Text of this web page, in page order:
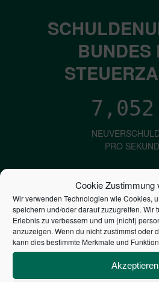
Cookie Zustimmung
Wir verwenden Technologien wie Cookies,
speichern und/oder darauf zuzugreifen. Wir
Erlebnis zu verbessern und um (nicht)
anzuzeigen. Wenn du nicht zustimmst oder
kann dies bestimmte Merkmale und
Akzeptieren
BUNDES
7,052
PRO
1,601
ZINSEN
PRO